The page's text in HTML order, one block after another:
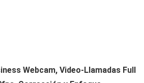
Webcam, Video-Llamadas Full